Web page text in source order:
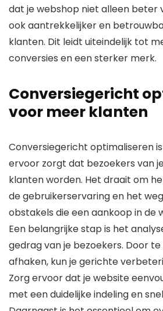
dat je webshop niet alleen beter
ook aantrekkelijker en
klanten. Dit leidt uiteindelijk tot
conversies en een sterker merk.
Conversiegericht
voor meer klanten
Conversiegericht optimaliseren
ervoor zorgt dat bezoekers van
klanten worden. Het draait om
de gebruikerservaring en het
obstakels die een aankoop in de
Een belangrijke stap is het
gedrag van je bezoekers. Door
afhaken, kun je gerichte
Zorg ervoor dat je website
met een duidelijke indeling en